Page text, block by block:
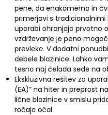
pene, da enakomerno in
primerjavi s
uporabi ohranjajo prvotno
vzdrževanje je peno
prevleke. V dodatni
debele blazinice. Lahko
tesno naj čelada sede na
Ekskluzivna rešitev za
(EA)” na hiter in preprost
lične blazinice v smislu
ročaje očal.